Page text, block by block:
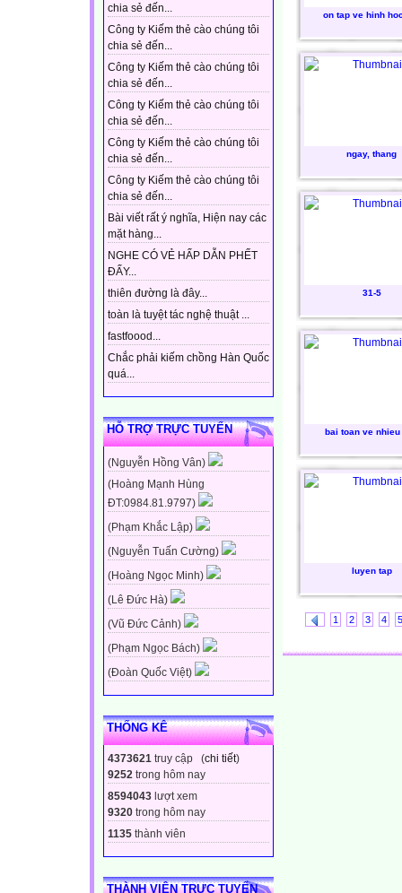
chia sẻ đến...
Công ty Kiếm thẻ cào chúng tôi
chia sẻ đến...
Công ty Kiếm thẻ cào chúng tôi
chia sẻ đến...
Công ty Kiếm thẻ cào chúng tôi
chia sẻ đến...
Công ty Kiếm thẻ cào chúng tôi
chia sẻ đến...
Công ty Kiếm thẻ cào chúng tôi
chia sẻ đến...
Bài viết rất ý nghĩa, Hiện nay các
mặt hàng...
NGHE CÓ VẺ HẤP DẪN PHẾT
ĐẤY...
thiên đường là đây...
toàn là tuyệt tác nghệ thuật ...
fastfoood...
Chắc phải kiếm chồng Hàn Quốc
quá...
HỖ TRỢ TRỰC TUYẾN
(Nguyễn Hồng Vân)
(Hoàng Mạnh Hùng
ĐT:0984.81.9797)
(Phạm Khắc Lập)
(Nguyễn Tuấn Cường)
(Hoàng Ngọc Minh)
(Lê Đức Hà)
(Vũ Đức Cảnh)
(Phạm Ngọc Bách)
(Đoàn Quốc Việt)
THỐNG KÊ
4373621 truy cập (chi tiết)
9252 trong hôm nay
8594043 lượt xem
9320 trong hôm nay
1135 thành viên
THÀNH VIÊN TRỰC TUYẾN
on tap ve hinh
ngay, thang
31-5
bai toan ve nhieu
luyen tap
1 2 3 4 5